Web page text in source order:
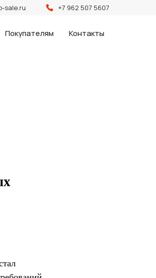
sale.ru +7 962 507 5607
Покупателям Контакты